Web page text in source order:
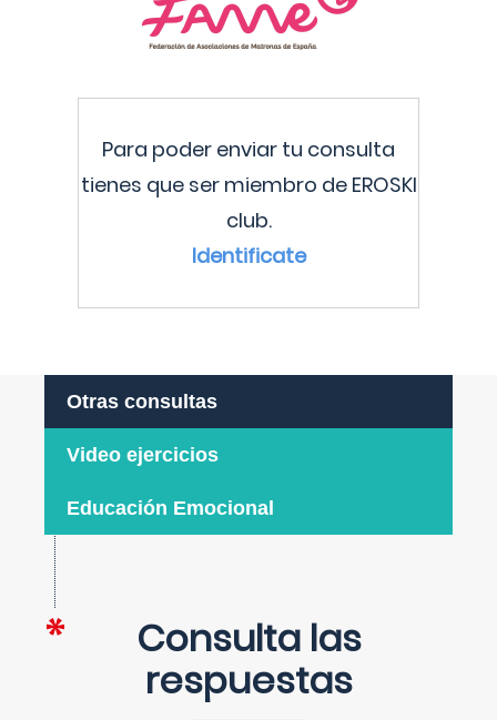
Para poder enviar tu consulta
tienes que ser miembro de EROSKI
club.
Identificate
Otras consultas
Video ejercicios
Educación Emocional
Consulta las
respuestas